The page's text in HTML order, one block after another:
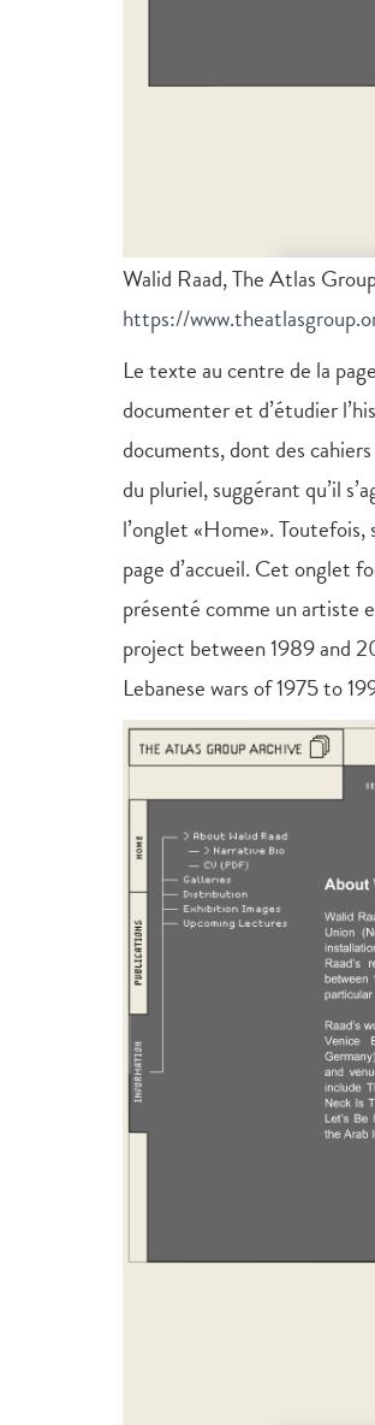
Walid Raad, The Atlas
https://
Le texte au centre de la
documenter et d’étudier
documents, dont des
du pluriel, suggérant qu’il
l’onglet «Home».
page d’accueil. Cet onglet
présenté comme un artiste
project between 1989 and
Lebanese wars of 1975 to